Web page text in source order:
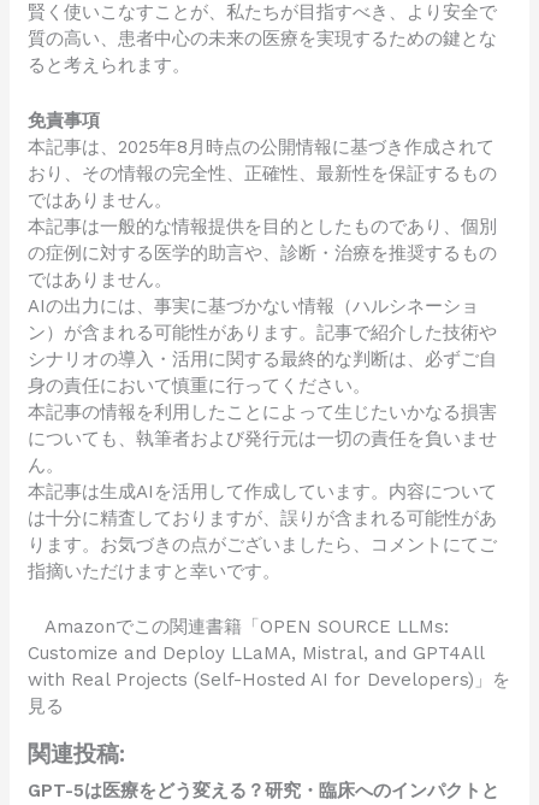
賢く使いこなすことが、私たちが目指すべき、より安全で
質の高い、患者中心の未来の医療を実現するための鍵とな
ると考えられます。
免責事項
本記事は、2025年8月時点の公開情報に基づき作成されて
おり、その情報の完全性、正確性、最新性を保証するもの
ではありません。
本記事は一般的な情報提供を目的としたものであり、個別
の症例に対する医学的助言や、診断・治療を推奨するもの
ではありません。
AIの出力には、事実に基づかない情報（ハルシネーショ
ン）が含まれる可能性があります。記事で紹介した技術や
シナリオの導入・活用に関する最終的な判断は、必ずご自
身の責任において慎重に行ってください。
本記事の情報を利用したことによって生じたいかなる損害
についても、執筆者および発行元は一切の責任を負いませ
ん。
本記事は生成AIを活用して作成しています。内容について
は十分に精査しておりますが、誤りが含まれる可能性があ
ります。お気づきの点がございましたら、コメントにてご
指摘いただけますと幸いです。
Amazonでこの関連書籍「OPEN SOURCE LLMs:
Customize and Deploy LLaMA, Mistral, and GPT4All
with Real Projects (Self-Hosted AI for Developers)」を
見る
関連投稿:
GPT-5は医療をどう変える？研究・臨床へのインパクトと